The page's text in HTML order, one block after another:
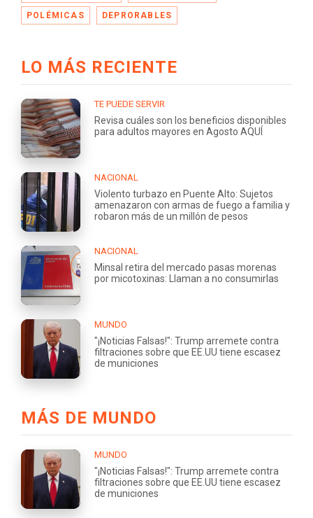
POLÉMICAS DEPRORABLES
LO MÁS RECIENTE
TE PUEDE SERVIR
Revisa cuáles son los beneficios disponibles
para adultos mayores en Agosto AQUÍ
NACIONAL
Violento turbazo en Puente Alto: Sujetos
amenazaron con armas de fuego a familia y
robaron más de un millón de pesos
NACIONAL
Minsal retira del mercado pasas morenas
por micotoxinas: Llaman a no consumirlas
MUNDO
"¡Noticias Falsas!": Trump arremete contra
filtraciones sobre que EE.UU tiene escasez
de municiones
MÁS DE MUNDO
MUNDO
"¡Noticias Falsas!": Trump arremete contra
filtraciones sobre que EE.UU tiene escasez
de municiones